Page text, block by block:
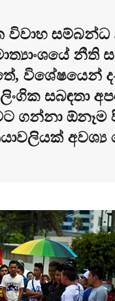
විවාහ
නීති
විශේෂයෙන්
සබඳතා
ගන්නා ඕනෑම
අවශ්‍ය